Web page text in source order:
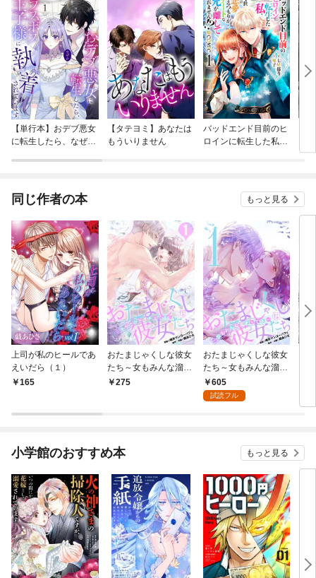
【単行本】おデブ悪女
に転生したら、なぜか
【タテヨミ】あなたは
もういりません
バッドエンド目前のヒ
ロインに転生した私、
同じ作者の本 もっと見る
上司が私のヒールであ
えいだら（１）
165
おたまじゃくしな彼女
たち～女もみんな溜ま
ってる～（１）
275
おたまじゃくしな彼女
たち～女もみんな溜ま
ってる～ デジコレ DIG
ITAL COMICS（１）
605
試読フル
小学館のおすすめ本 もっと見る